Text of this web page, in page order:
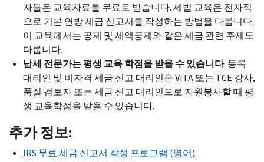
자들은 교육자료를 무료로 받습니다. 세법 교육은 전자적
으로 기본 연방 세금 신고서를 작성하는 방법을 다룹니다.
이 교육에서는 공제 및 세액공제와 같은 세금 관련 주제도
다룹니다.
납세 전문가는 평생 교육 학점을 받을 수 있습니다. 등록
대리인 및 비자격 세금 신고 대리인은VITA또는 TCE 강사,
품질 검토자 또는 세금 신고 대리인으로 자원봉사할 때 평
생 교육학점을 받을 수 있습니다.
추가 정보:
IRS 무료 세금 신고서 작성 프로그램 (영어)